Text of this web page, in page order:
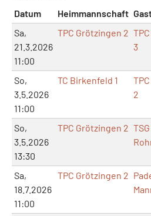
Datum Heimmannschaft
Sa,
21.3.2026
11:00
TPC Grötzingen 2
3
So,
3.5.2026
11:00
TC Birkenfeld 1
2
So,
3.5.2026
13:30
TPC Grötzingen 2
Sa,
18.7.2026
11:00
TPC Grötzingen 2